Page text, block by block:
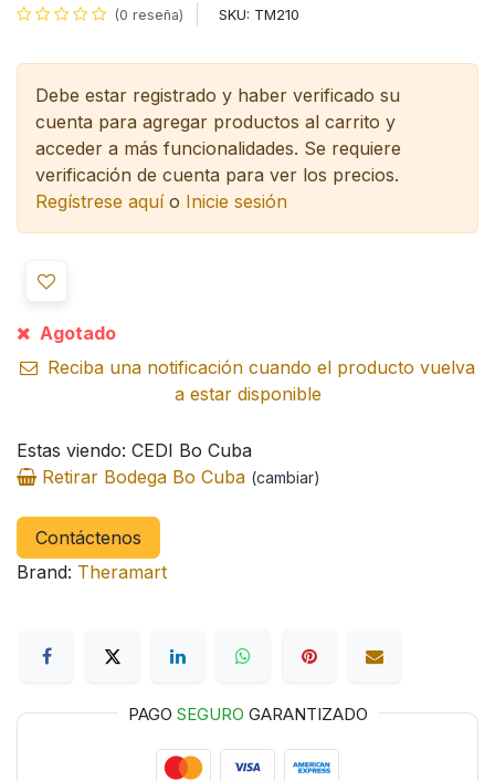
(0 reseña) SKU: TM210
Debe estar registrado y haber verificado su
cuenta para agregar productos al carrito y
acceder a más funcionalidades. Se requiere
verificación de cuenta para ver los precios.
Regístrese aquío Inicie sesión
Agotado
Reciba una notificación cuando el producto vuelva
a estar disponible
Estas viendo: CEDI Bo Cuba
Retirar Bodega Bo Cuba (cambiar)
Contáctenos
Brand: Theramart
PAGO SEGURO GARANTIZADO